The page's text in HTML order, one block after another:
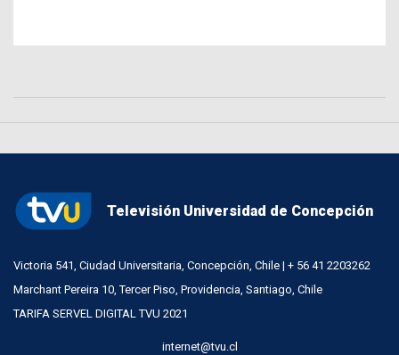
Televisión Universidad de Concepción
Victoria 541, Ciudad Universitaria, Concepción, Chile | + 56 41 2203262
Marchant Pereira 10, Tercer Piso, Providencia, Santiago, Chile
TARIFA SERVEL DIGITAL TVU 2021
internet@tvu.cl